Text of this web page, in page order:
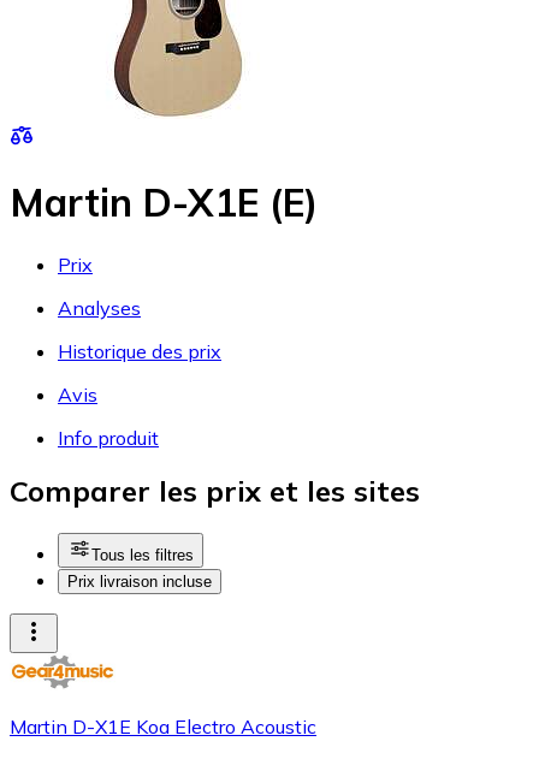
Martin D-X1E (E)
Prix
Analyses
Historique des prix
Avis
Info produit
Comparer les prix et les sites
Tous les filtres
Prix livraison incluse
Martin D-X1E Koa Electro Acoustic